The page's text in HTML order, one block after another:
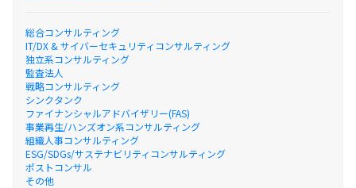
総合コンサルティング
IT/DX & サイバーセキュリティコンサルティング
独立系コンサルティング
監査法人
戦略コンサルティング
シンクタンク
ファイナンシャルアドバイザリー(FAS)
事業再生/ハンズオン系コンサルティング
組織人事コンサルティング
ESG/SDGs/サステナビリティコンサルティング
ポストコンサル
その他